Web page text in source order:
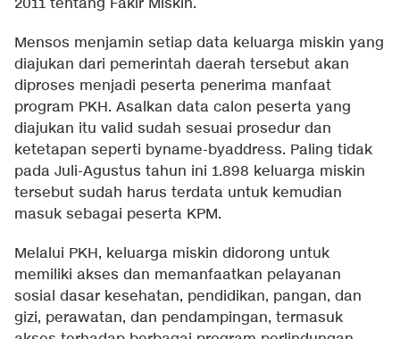
Mensos menjamin setiap data keluarga miskin yang
diajukan dari pemerintah daerah tersebut akan
diproses menjadi peserta penerima manfaat
program PKH. Asalkan data calon peserta yang
diajukan itu valid sudah sesuai prosedur dan
ketetapan seperti byname-byaddress. Paling tidak
pada Juli-Agustus tahun ini 1.898 keluarga miskin
tersebut sudah harus terdata untuk kemudian
masuk sebagai peserta KPM.
Melalui PKH, keluarga miskin didorong untuk
memiliki akses dan memanfaatkan pelayanan
sosial dasar kesehatan, pendidikan, pangan, dan
gizi, perawatan, dan pendampingan, termasuk